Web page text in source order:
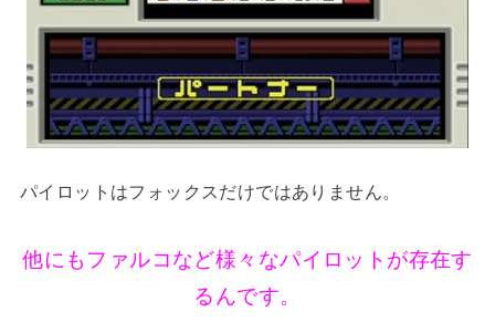
パイロットはフォックスだけではありません。
他にもファルコなど様々なパイロットが存在す
るんです。